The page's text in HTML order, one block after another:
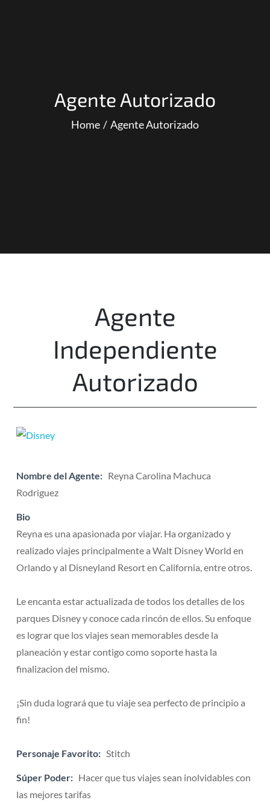
Agente Autorizado
Home Agente Autorizado
Agente
Independiente
Autorizado
Nombre del Agente: Reyna Carolina Machuca
Rodriguez
Bio
Reyna es una apasionada por viajar. Ha organizado y
realizado viajes principalmente a Walt Disney World en
Orlando y al Disneyland Resort en California, entre otros.
Le encanta estar actualizada de todos los detalles de los
parques Disney y conoce cada rincón de ellos. Su enfoque
es lograr que los viajes sean memorables desde la
planeación y estar contigo como soporte hasta la
finalizacion del mismo.
¡Sin duda logrará que tu viaje sea perfecto de principio a
fin!
Personaje Favorito: Stitch
Súper Poder: Hacer que tus viajes sean inolvidables con
las mejores tarifas